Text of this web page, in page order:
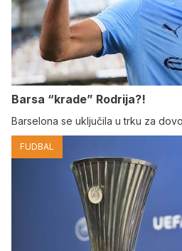
Barsa “krade” Rodrija?!
Barselona se uključila u trku za
FUDBAL